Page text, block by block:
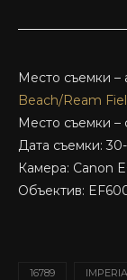
Место съемки –
Beach/Ream
Место съемки
Дата съемки:
Камера: Canon
Объектив:
16789